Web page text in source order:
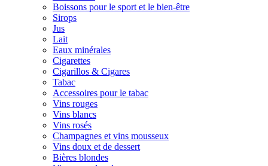
Boissons pour le sport et le bien-être
Sirops
Jus
Lait
Eaux minérales
Cigarettes
Cigarillos & Cigares
Tabac
Accessoires pour le tabac
Vins rouges
Vins blancs
Vins rosés
Champagnes et vins mousseux
Vins doux et de dessert
Bières blondes